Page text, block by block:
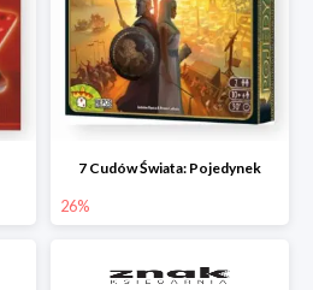
7 Cudów Świata: Pojedynek
26%